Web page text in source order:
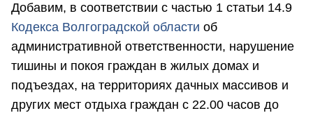
Добавим, в соответствии с частью 1 статьи 14.9
Кодекса Волгоградской области об
административной ответственности, нарушение
тишины и покоя граждан в жилых домах и
подъездах, на территориях дачных массивов и
других мест отдыха граждан с 22.00 часов до